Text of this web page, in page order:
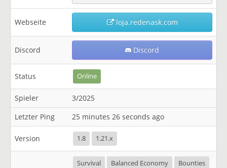
Webseite loja.redenask.com
Discord Discord
Status Online
Spieler
3/2025
Letzter Ping
25 minutes 26 seconds ago
Version 1.8 1.21.x
Survival Balanced Economy
Bounties